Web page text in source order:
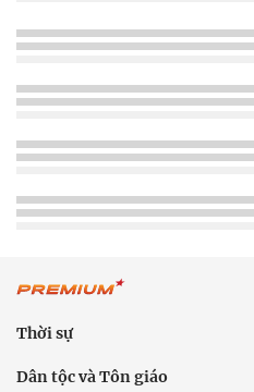
Thời sự
Dân tộc và Tôn giáo